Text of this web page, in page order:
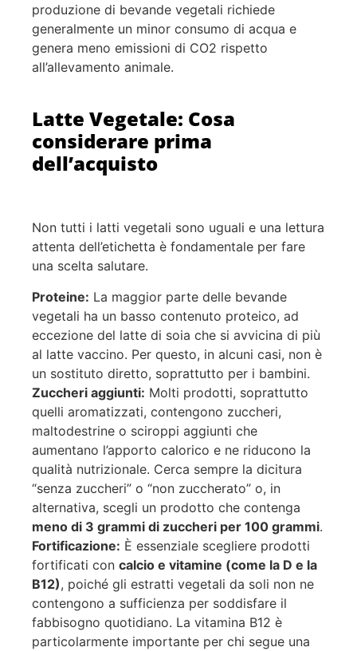
produzione di bevande vegetali richiede
generalmente un minor consumo di acqua e
genera meno emissioni di CO2 rispetto
all’allevamento animale.
Latte Vegetale: Cosa
considerare prima
dell’acquisto
Non tutti i latti vegetali sono uguali e una lettura
attenta dell’etichetta è fondamentale per fare
una scelta salutare.
Proteine: La maggior parte delle bevande
vegetali ha un basso contenuto proteico, ad
eccezione del latte di soia che si avvicina di più
al latte vaccino. Per questo, in alcuni casi, non è
un sostituto diretto, soprattutto per i bambini.
Zuccheri aggiunti: Molti prodotti, soprattutto
quelli aromatizzati, contengono zuccheri,
maltodestrine o sciroppi aggiunti che
aumentano l’apporto calorico e ne riducono la
qualità nutrizionale. Cerca sempre la dicitura
“senza zuccheri” o “non zuccherato” o, in
alternativa, scegli un prodotto che contenga
meno di 3 grammi di zuccheri per 100 grammi.
Fortificazione: È essenziale scegliere prodotti
fortificati con calcio e vitamine (come la D e la
B12), poiché gli estratti vegetali da soli non ne
contengono a sufficienza per soddisfare il
fabbisogno quotidiano. La vitamina B12 è
particolarmente importante per chi segue una